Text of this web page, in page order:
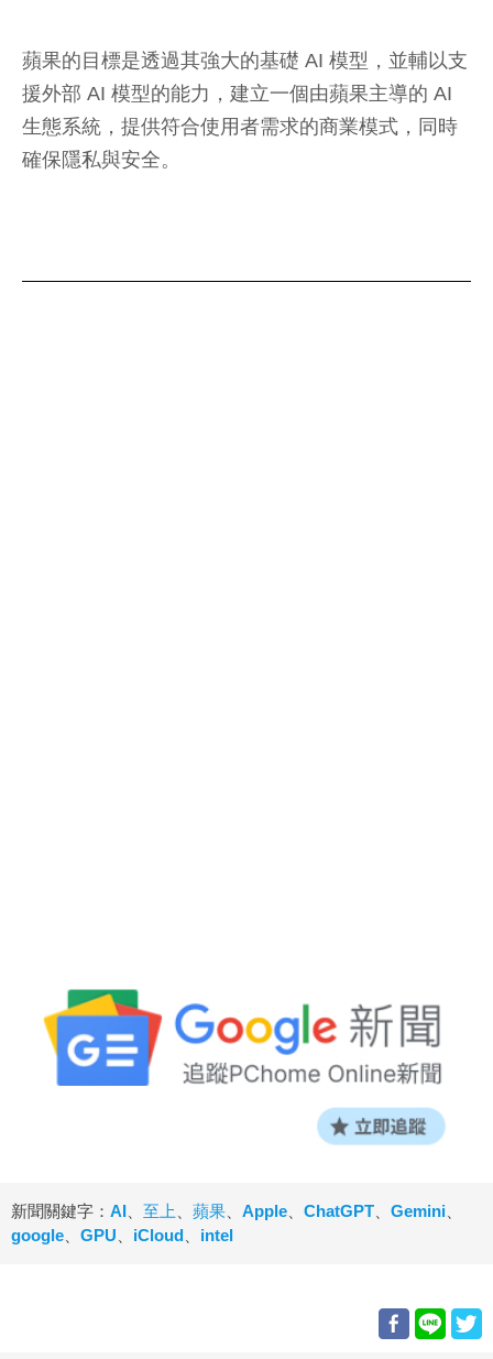
蘋果的目標是透過其強大的基礎 AI 模型，並輔以支
援外部 AI 模型的能力，建立一個由蘋果主導的 AI
生態系統，提供符合使用者需求的商業模式，同時
確保隱私與安全。
新聞關鍵字： AI 至上 蘋果 Apple ChatGPT Gemini
google
GPU iCloud intel